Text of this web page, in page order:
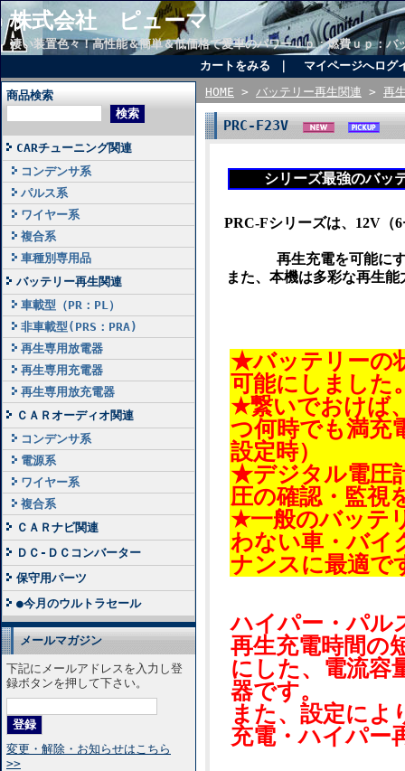
株式会社 ピューマ
凄い装置色々！高性能＆簡単＆低価格で愛車のパワーｕｐ：燃費ｕｐ：
カートをみる
マイページへログ
商品検索
CARチューニング関連
コンデンサ系
パルス系
ワイヤー系
複合系
車種別専用品
バッテリー再生関連
車載型（PR：PL）
非車載型(PRS：PRA)
再生専用放電器
再生専用充電器
再生専用放充電器
ＣＡＲオーディオ関連
コンデンサ系
電源系
ワイヤー系
複合系
ＣＡＲナビ関連
ＤＣ-ＤＣコンバーター
保守用パーツ
●今月のウルトラセール
メールマガジン
下記にメールアドレスを入力し登
録ボタンを押して下さい。
変更・解除・お知らせはこちら
>>
HOME > バッテリー再生関連 > 再
PRC-F23V
シリーズ最強のバ
PRC-Fシリーズは、 12V（
再生充電を可能に
また、本機は多彩な再生
★バッテリーの
可能にしました
★繋いでおけば
つ何時でも満充
設定時）
★デジタル電圧
圧の確認・監視
★一般のバッテ
わない車・バイ
ナンスに最適で
ハイパー・パル
再生充電時間の
にした、電流容
器です。
また、設定によ
充電・ハイパー